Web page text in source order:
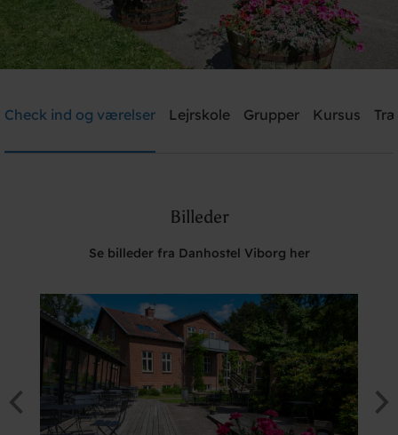
Brug for hjælp? Ring+45 8667 1781
Check ind og værelser Lejrskole Grupper Kursus
Billeder
Se billeder fra Danhostel Viborg her